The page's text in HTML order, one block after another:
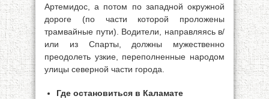
Артемидос, а потом по западной окружной
дороге (по части которой проложены
трамвайные пути). Водители, направляясь в/
или из Спарты, должны мужественно
преодолеть узкие, переполненные народом
улицы северной части города.
Где остановиться в Каламате